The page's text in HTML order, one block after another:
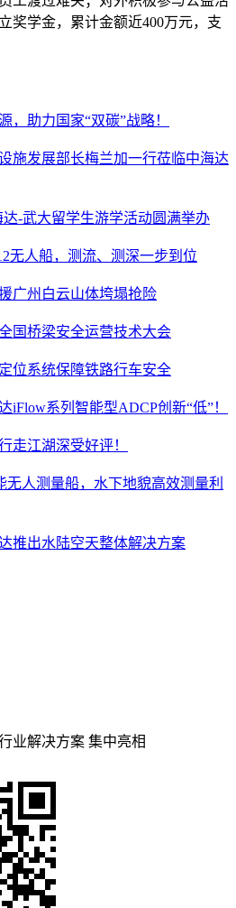
奖学金，累计金额近400万元，支
，助力国家“双碳”战略！
施发展部长梅兰加一行莅临中海达
-武大留学生游学活动圆满举办
无人船，测流、测深一步到位
广州白云山体垮塌抢险
国桥梁安全运营技术大会
位系统保障铁路行车安全
iFlow系列智能型ADCP创新“低”！
走江湖深受好评！
无人测量船，水下地貌高效测量利
推出水陆空天整体解决方案
业解决方案 集中亮相